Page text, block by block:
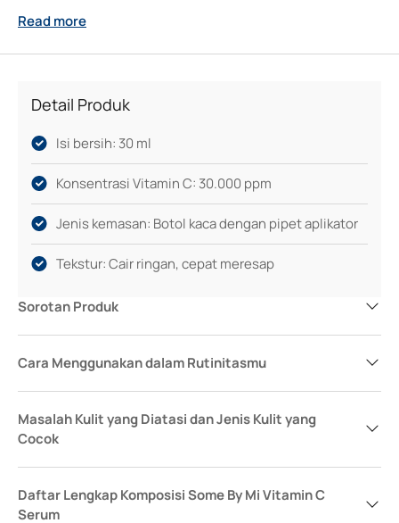
lembut setiap hari—cukup beberapa tetes untuk kulit
Read more
Detail Produk
Isi bersih: 30 ml
Konsentrasi Vitamin C: 30.000 ppm
Jenis kemasan: Botol kaca dengan pipet aplikator
Tekstur: Cair ringan, cepat meresap
Sorotan Produk
Cara Menggunakan dalam Rutinitasmu
Masalah Kulit yang Diatasi dan Jenis Kulit yang
Cocok
Daftar Lengkap Komposisi Some By Mi Vitamin C
Serum